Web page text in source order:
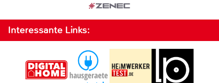
Interessante Links: